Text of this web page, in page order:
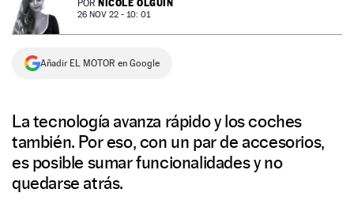
NEWSLETTER
SÍGUENOS
POR NICOLE OLGUÍN
26 NOV 22 - 10: 01
Añadir EL MOTOR en Google
La tecnología avanza rápido y los coches
también. Por eso, con un par de accesorios,
es posible sumar funcionalidades y no
quedarse atrás.